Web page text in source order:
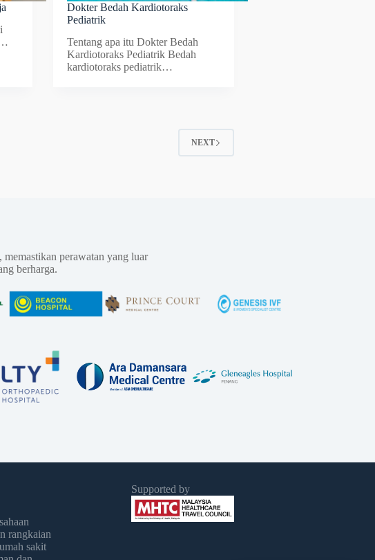
Dokter Bedah Kardiotoraks
Pediatrik
Tentang apa itu Dokter Bedah
Kardiotoraks Pediatrik Bedah
kardiotoraks pediatrik…
NEXT
perawatan yang luar
berharga.
rangkaian
sakit
Supported by